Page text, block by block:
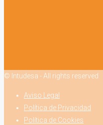
© Intudesa - All rights reserved
Aviso Legal
Política de Privacidad
Política de Cookies